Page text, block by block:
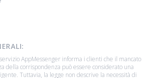
AppMessenger informa i clienti che il mancato
della corrispondenza può essere considerato una
Tuttavia, la legge non descrive la necessità di